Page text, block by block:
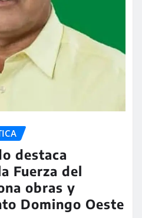
destaca
Fuerza del
obras y
Domingo Oeste